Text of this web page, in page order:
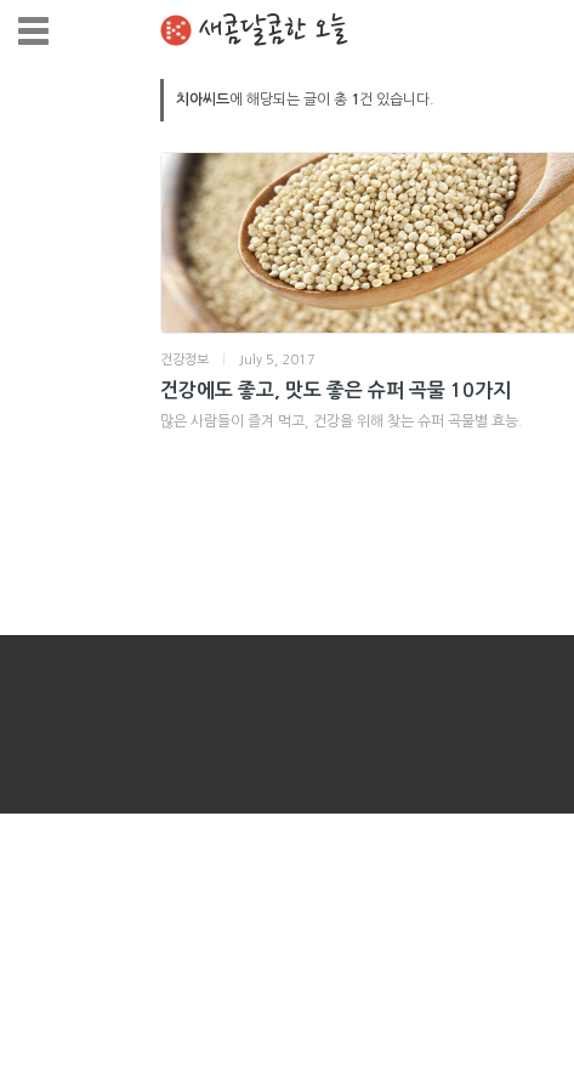
새콤달콤한 오늘
치아씨드에 해당되는 글이 총 1 건 있습니다.
건강정보 July 5, 2017
건강에도 좋고, 맛도 좋은 슈퍼 곡물 10가지
많은 사람들이 즐겨 먹고, 건강을 위해 찾는 슈퍼 곡물별 효능.